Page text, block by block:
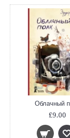
Облачный
£9.00